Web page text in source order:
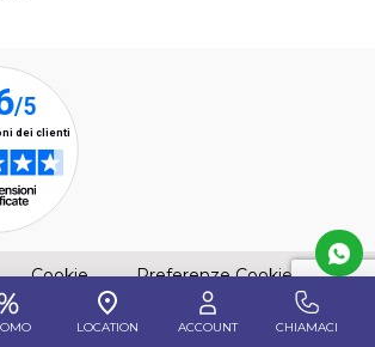
LOCATION ACCOUNT CHIAMACI
una nuova finestra)
Cookie(apre una nuova finestra)
Preferenze Cookie